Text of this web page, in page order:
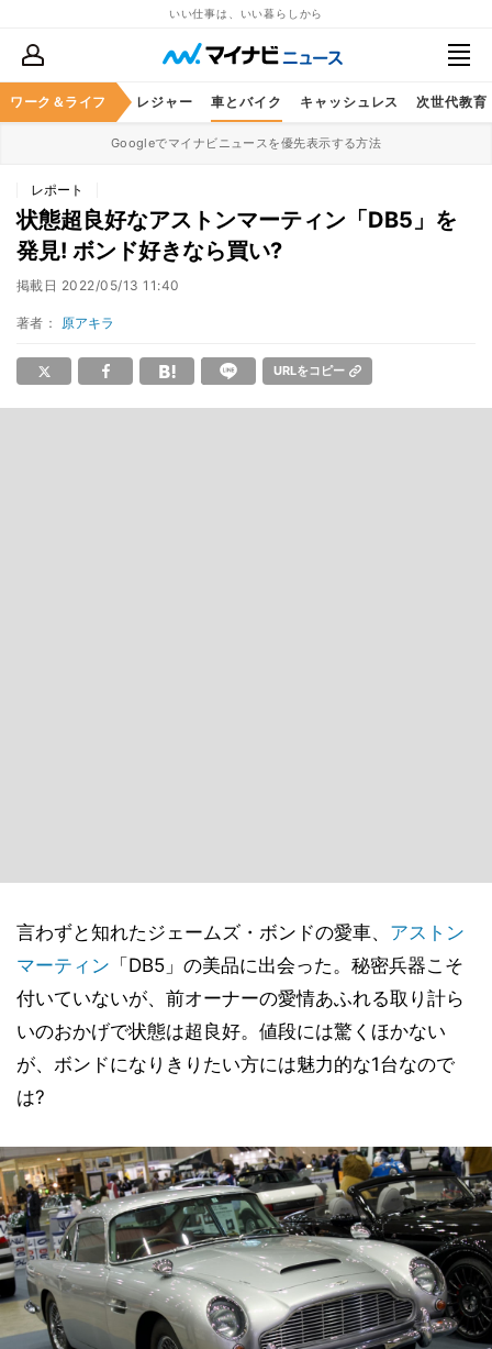
いい仕事は、いい暮らしから
ワーク＆ライフ
スケア グルメ レジャー 車とバイク キャッシュレス 次世代教育
Googleでマイナビニュースを優先表示する方法
レポート
状態超良好なアストンマーティン「DB5」を
発見! ボンド好きなら買い?
掲載日 2022/05/13 11:40
著者： 原アキラ
URLをコピー
言わずと知れたジェームズ・ボンドの愛車、 アストン
マーティン 「DB5」の美品に出会った。秘密兵器こそ
付いていないが、前オーナーの愛情あふれる取り計ら
いのおかげで状態は超良好。値段には驚くほかない
が、ボンドになりきりたい方には魅力的な1台なので
は?